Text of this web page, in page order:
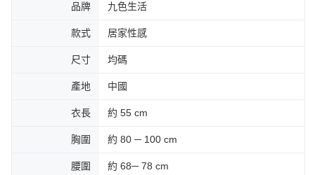
品牌 九色生活
款式 居家性感
尺寸 均碼
產地 中國
衣長 約 55 cm
胸圍 約 80 ─ 100 cm
腰圍 約 68─ 78 cm